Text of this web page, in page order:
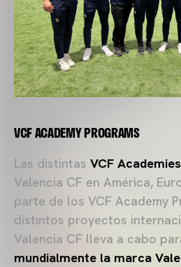
VCF ACADEMY PROGRAMS
Las distintas VCF Academies
Valencia CF en América,
parte de los VCF Academy
distintos proyectos
Valencia CF lleva a cabo
mundialmente la marca